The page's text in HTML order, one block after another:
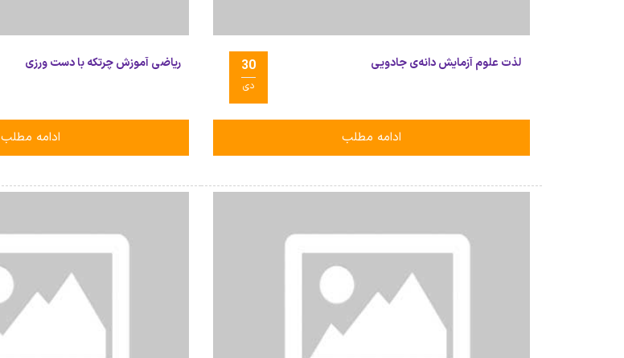
30
دی
لذت علوم آزمایش دانه‌ی جادویی
ادامه مطلب
ریاضی آموزش چرتکه با دست ورزی
ادامه مطلب